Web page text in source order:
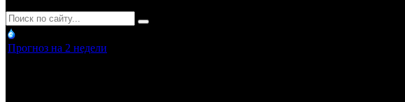
Прогноз на 2 недели